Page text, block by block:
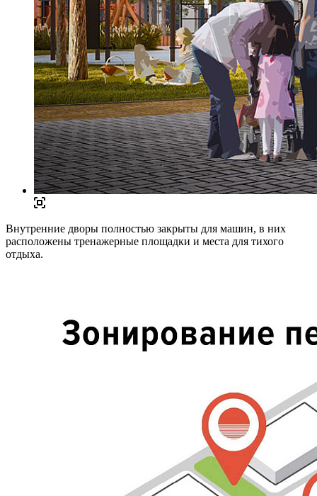
Внутренние дворы полностью закрыты для машин, в них
расположены тренажерные площадки и места для тихого
отдыха.